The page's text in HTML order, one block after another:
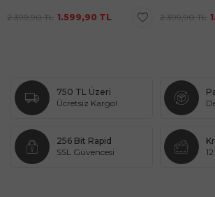
2.399,90TL 1.599,90 TL 2.399,90TL
750 TL Üzeri
Ücretsiz Kargo!
256 Bit Rapid
SSL Güvencesi